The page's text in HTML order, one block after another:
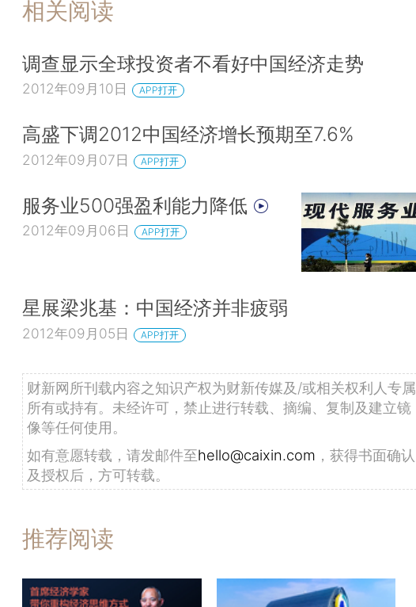
相关阅读
调查显示全球投资者不看好中国经济走势
2012年09月10日 APP打开
高盛下调2012中国经济增长预期至7.6%
2012年09月07日 APP打开
服务业500强盈利能力降低
2012年09月06日 APP打开
星展梁兆基：中国经济并非疲弱
2012年09月05日 APP打开
财新网所刊载内容之知识产权为财新传媒及/或相关权利人专属
所有或持有。未经许可，禁止进行转载、摘编、复制及建立镜
像等任何使用。
如有意愿转载，请发邮件至hello@caixin.com ，获得书面确认
及授权后，方可转载。
推荐阅读